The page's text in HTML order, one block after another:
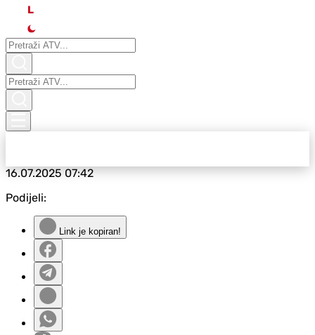
L
16.07.202507:42
Podijeli:
Link je kopiran!